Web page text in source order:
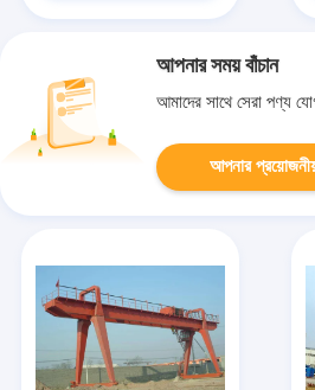
আপনার সময় বাঁচান
আমাদের সাথে সেরা পণ্য
আপনার